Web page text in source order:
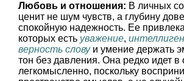
Любовь и отношения: В личных
ценит не шум чувств, а глубину
спокойную надежность. Ее
которых есть уважение,
верность словуи умение держать
тон без давления. Она редко идет
легкомысленно, поскольку